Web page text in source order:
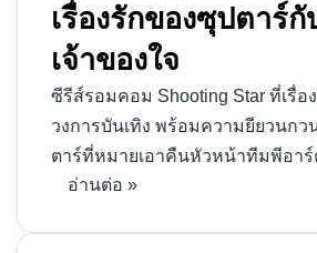
เรื่องรักของซุปตาร์
เจ้าของใจ
ซีรีส์รอมคอม Shooting Star ที่เรื่อ
วงการบันเทิง พร้อมความยียวนกว
ตาร์ที่หมายเอาคืนหัวหน้าทีมพีอา
อ่านต่อ »